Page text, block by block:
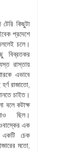
কিছুটা
প্রদেশে
চলে।
বিব্রতকর
রাস্তায়
এভাবে
রাজাতো,
চাইত।
বলে কটাক্ষ
ছিল।
এক
একটি চেক
মতো,